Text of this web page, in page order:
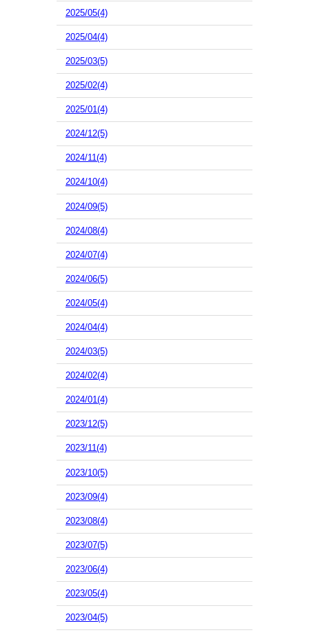
2025/05(4)
2025/04(4)
2025/03(5)
2025/02(4)
2025/01(4)
2024/12(5)
2024/11(4)
2024/10(4)
2024/09(5)
2024/08(4)
2024/07(4)
2024/06(5)
2024/05(4)
2024/04(4)
2024/03(5)
2024/02(4)
2024/01(4)
2023/12(5)
2023/11(4)
2023/10(5)
2023/09(4)
2023/08(4)
2023/07(5)
2023/06(4)
2023/05(4)
2023/04(5)